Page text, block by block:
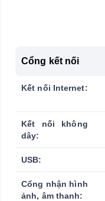
Cổng kết nối
Kết nối Internet:
Kết nối không
dây:
USB:
Cổng nhận hình
ảnh, âm thanh: